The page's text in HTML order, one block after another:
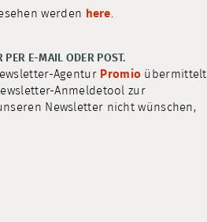
werden here
PER E-MAIL ODER POST.
Agentur Promio übermittelt
Anmeldetool zur
Newsletter nicht wünschen,